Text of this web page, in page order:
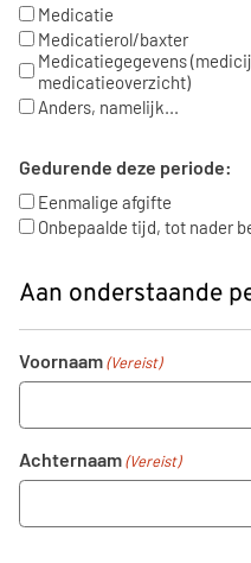
Medicatie
Medicatierol/baxter
Medicatiegegevens
medicatieoverzicht)
Anders, namelijk...
Gedurende deze periode:
Eenmalige afgifte
Onbepaalde tijd, tot nader
Aan onderstaande
Voornaam (Vereist)
Achternaam (Vereist)